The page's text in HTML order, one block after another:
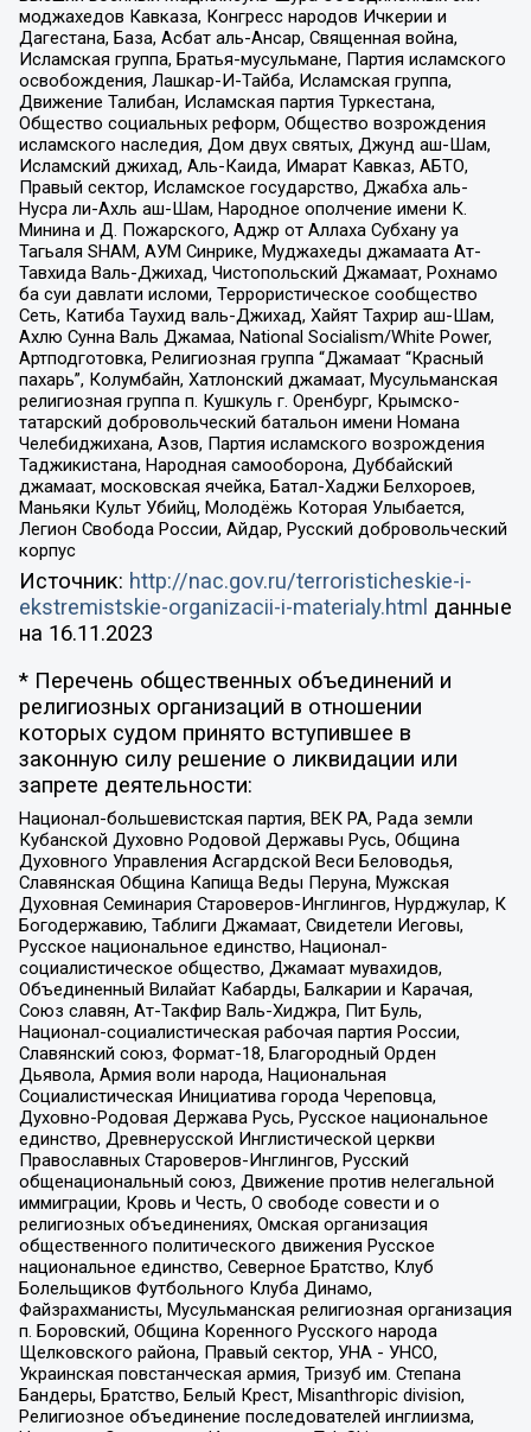
моджахедов Кавказа, Конгресс народов Ичкерии и
Дагестана, База, Асбат аль-Ансар, Священная война,
Исламская группа, Братья-мусульмане, Партия исламского
освобождения, Лашкар-И-Тайба, Исламская группа,
Движение Талибан, Исламская партия Туркестана,
Общество социальных реформ, Общество возрождения
исламского наследия, Дом двух святых, Джунд аш-Шам,
Исламский джихад, Аль-Каида, Имарат Кавказ, АБТО,
Правый сектор, Исламское государство, Джабха аль-
Нусра ли-Ахль аш-Шам, Народное ополчение имени К.
Минина и Д. Пожарского, Аджр от Аллаха Субхану уа
Тагьаля SHAM, АУМ Синрике, Муджахеды джамаата Ат-
Тавхида Валь-Джихад, Чистопольский Джамаат, Рохнамо
ба суи давлати исломи, Террористическое сообщество
Сеть, Катиба Таухид валь-Джихад, Хайят Тахрир аш-Шам,
Ахлю Сунна Валь Джамаа, National Socialism/White Power,
Артподготовка, Религиозная группа “Джамаат “Красный
пахарь”, Колумбайн, Хатлонский джамаат, Мусульманская
религиозная группа п. Кушкуль г. Оренбург, Крымско-
татарский добровольческий батальон имени Номана
Челебиджихана, Азов, Партия исламского возрождения
Таджикистана, Народная самооборона, Дуббайский
джамаат, московская ячейка, Батал-Хаджи Белхороев,
Маньяки Культ Убийц, Молодёжь Которая Улыбается,
Легион Свобода России, Айдар, Русский добровольческий
корпус
Источник: http://nac.gov.ru/terroristicheskie-i-
ekstremistskie-organizacii-i-materialy.html данные
на 16.11.2023
* Перечень общественных объединений и
религиозных организаций в отношении
которых судом принято вступившее в
законную силу решение о ликвидации или
запрете деятельности:
Национал-большевистская партия, ВЕК РА, Рада земли
Кубанской Духовно Родовой Державы Русь, Община
Духовного Управления Асгардской Веси Беловодья,
Славянская Община Капища Веды Перуна, Мужская
Духовная Семинария Староверов-Инглингов, Нурджулар, К
Богодержавию, Таблиги Джамаат, Свидетели Иеговы,
Русское национальное единство, Национал-
социалистическое общество, Джамаат мувахидов,
Объединенный Вилайат Кабарды, Балкарии и Карачая,
Союз славян, Ат-Такфир Валь-Хиджра, Пит Буль,
Национал-социалистическая рабочая партия России,
Славянский союз, Формат-18, Благородный Орден
Дьявола, Армия воли народа, Национальная
Социалистическая Инициатива города Череповца,
Духовно-Родовая Держава Русь, Русское национальное
единство, Древнерусской Инглистической церкви
Православных Староверов-Инглингов, Русский
общенациональный союз, Движение против нелегальной
иммиграции, Кровь и Честь, О свободе совести и о
религиозных объединениях, Омская организация
общественного политического движения Русское
национальное единство, Северное Братство, Клуб
Болельщиков Футбольного Клуба Динамо,
Файзрахманисты, Мусульманская религиозная организация
п. Боровский, Община Коренного Русского народа
Щелковского района, Правый сектор, УНА - УНСО,
Украинская повстанческая армия, Тризуб им. Степана
Бандеры, Братство, Белый Крест, Misanthropic division,
Религиозное объединение последователей инглиизма,